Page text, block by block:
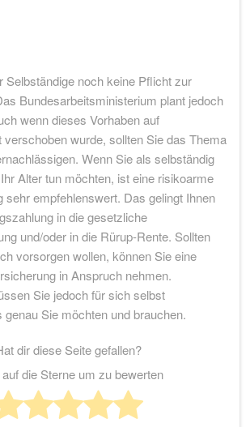
Selbständige noch keine Pflicht zur
Bundesarbeitsministerium plant jedoch
wenn dieses Vorhaben auf
verschoben wurde, sollten Sie das Thema
Wenn Sie als selbständig
Alter tun möchten, ist eine risikoarme
sehr empfehlenswert. Das gelingt Ihnen
in die gesetzliche
und/oder in die Rürup-Rente. Sollten
vorsorgen wollen, können Sie eine
in Anspruch nehmen.
Sie jedoch für sich selbst
genau Sie möchten und brauchen.
dir diese Seite gefallen?
die Sterne um zu bewerten